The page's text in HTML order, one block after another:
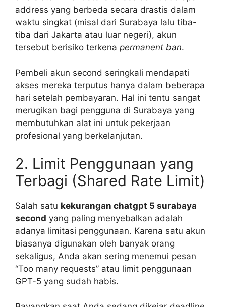
address yang berbeda secara drastis dalam
waktu singkat (misal dari Surabaya lalu tiba-
tiba dari Jakarta atau luar negeri), akun
tersebut berisiko terkena permanent ban.
Pembeli akun second seringkali mendapati
akses mereka terputus hanya dalam beberapa
hari setelah pembayaran. Hal ini tentu sangat
merugikan bagi pengguna di Surabaya yang
membutuhkan alat ini untuk pekerjaan
profesional yang berkelanjutan.
2. Limit Penggunaan yang
Terbagi (Shared Rate Limit)
Salah satu kekurangan chatgpt 5 surabaya
second yang paling menyebalkan adalah
adanya limitasi penggunaan. Karena satu akun
biasanya digunakan oleh banyak orang
sekaligus, Anda akan sering menemui pesan
“Too many requests” atau limit penggunaan
GPT-5 yang sudah habis.